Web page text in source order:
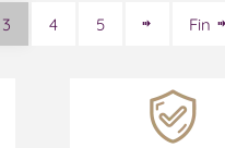
3 4 5 Fin